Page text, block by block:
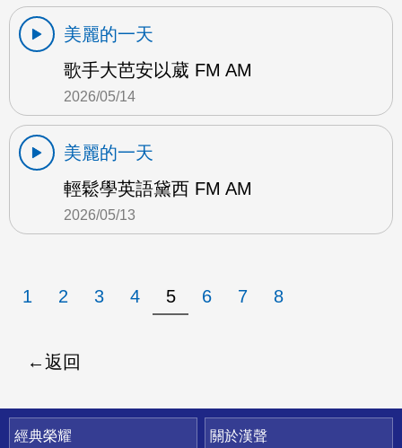
美麗的一天
歌手大芭安以葳 FM AM
2026/05/14
美麗的一天
輕鬆學英語黛西 FM AM
2026/05/13
1 2 3 4 5 6 7 8
返回
快速連結
經典榮耀
關於漢聲